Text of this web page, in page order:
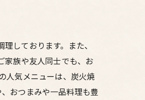
しております。また、
家族や友人同士でも、お
人気メニューは、炭火焼
おつまみや一品料理も豊